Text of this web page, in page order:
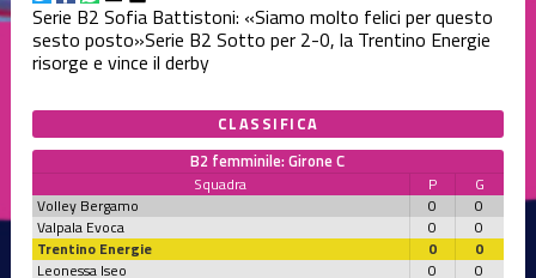
Serie B2 Sofia Battistoni: «Siamo molto felici per questo
sesto posto»Serie B2 Sotto per 2-0, la Trentino Energie
risorge e vince il derby
CLASSIFICA
B2 femminile: Girone C
Squadra P
G
Volley Bergamo
0
0
Valpala Evoca
0
0
Trentino Energie
0
0
Leonessa Iseo
0
0